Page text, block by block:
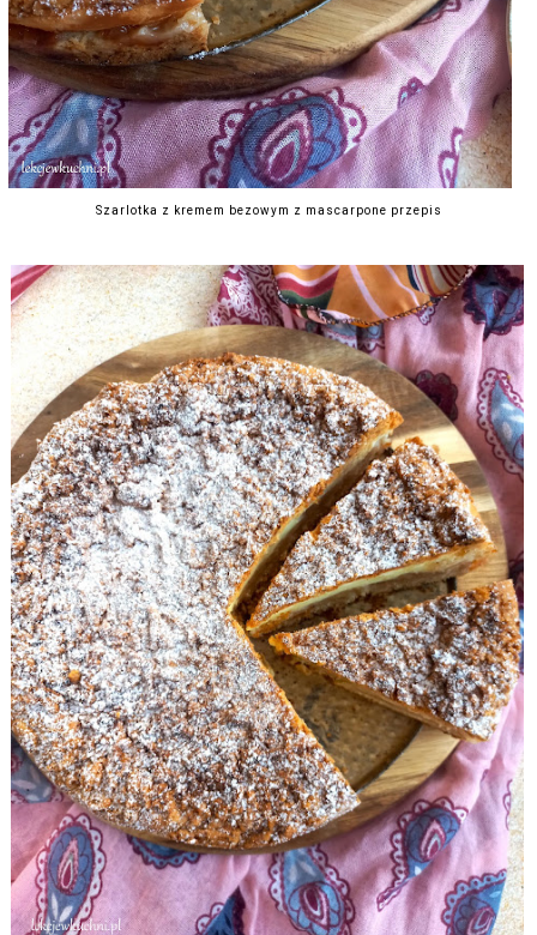
Szarlotka z kremem bezowym z mascarpone przepis